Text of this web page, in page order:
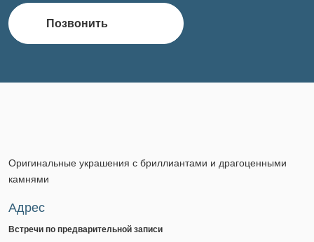
Позвонить
Оригинальные украшения с бриллиантами и драгоценными
камнями
Адрес
Встречи по предварительной записи